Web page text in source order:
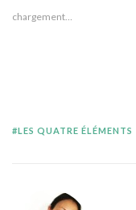
chargement…
LES QUATRE ÉLÉMENTS